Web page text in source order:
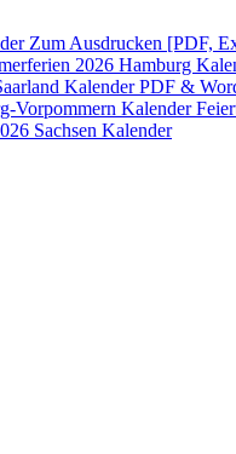
Zum Ausdrucken [PDF,
2026 Hamburg
Kalender PDF &
Vorpommern Kalender
Sachsen Kalender